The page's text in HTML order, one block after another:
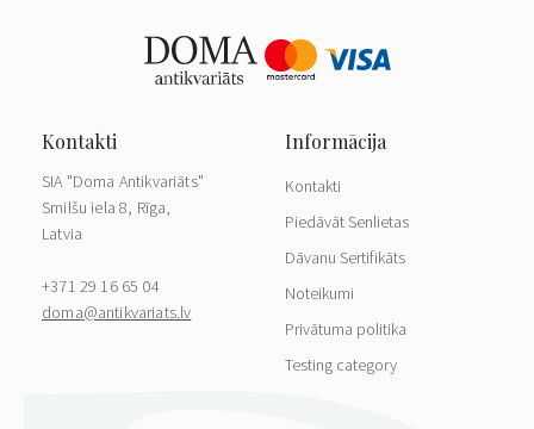
SIA "Doma Antikvariāts"
Smilšu iela 8, Rīga,
Latvia
+371 29 16 65 04
doma@antikvariats.lv
Kontakti
Piedāvāt Senlietas
Dāvanu Sertifikāts
Noteikumi
Privātuma politika
Testing category